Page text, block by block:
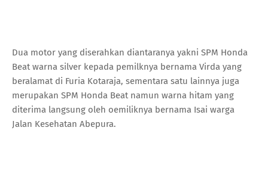
Dua motor yang diserahkan diantaranya yakni SPM Honda
Beat warna silver kepada pemilknya bernama Virda yang
beralamat di Furia Kotaraja, sementara satu lainnya juga
merupakan SPM Honda Beat namun warna hitam yang
diterima langsung oleh oemiliknya bernama Isai warga
Jalan Kesehatan Abepura.